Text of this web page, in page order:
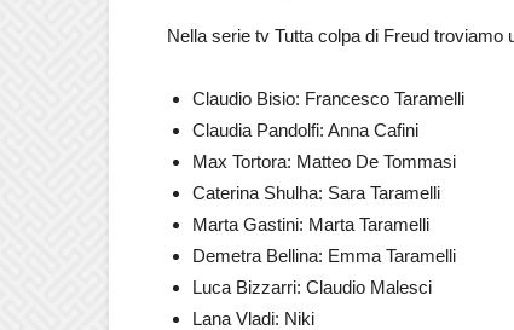
Nella serie tv Tutta colpa di Freud
Claudio Bisio: Francesco Taramelli
Claudia Pandolfi: Anna Cafini
Max Tortora: Matteo De Tommasi
Caterina Shulha: Sara Taramelli
Marta Gastini: Marta Taramelli
Demetra Bellina: Emma Taramelli
Luca Bizzarri: Claudio Malesci
Lana Vladi: Niki